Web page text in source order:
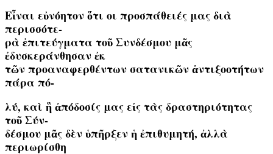
Εἶναι εὐνόητον ὅτι oι προσπάθειές μας διὰ
περισσότε-
ρὰ ἐπιτεύγματα τοῦ Συνδέσμου μᾶς
ἐδυσκεράνθησαν ἐκ
τῶν προαναφερθέντων σατανικῶν ἀντιξοοτήτων
πάρα πό-
λύ, καὶ ἣ ἀπόδοσίς μας εἰς τὰς δραστηριότητας
τοῦ Σύν-
δέσμου μᾶς δὲν ὑπῆρξεν ἡ ἐπιθυμητή, ἀλλὰ
περιωρίσθη